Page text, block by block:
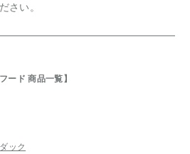
さい。
ード 商品一覧】
ック